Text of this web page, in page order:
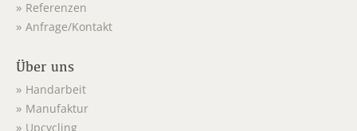
Referenzen
Anfrage/Kontakt
Über uns
Handarbeit
Manufaktur